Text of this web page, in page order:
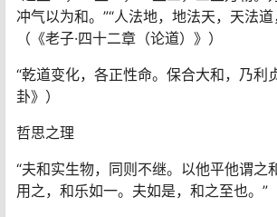
冲气以为和。”“人法地，地法天，天法
（《老子·四十二章（论道）》）
“乾道变化，各正性命。保合大和，乃利
卦》）
哲思之理
“夫和实生物，同则不继。以他平他谓
用之，和乐如一。夫如是，和之至也。”